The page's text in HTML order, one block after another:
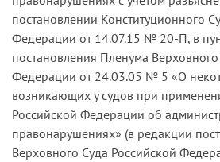
постановлении Конституционного
Федерации от 14.07.15 № 20-П, в
постановления Пленума
Федерации от 24.03.05 № 5 «О
возникающих у судов при
Российской Федерации об
правонарушениях» (в редакции
Верховного Суда Российской